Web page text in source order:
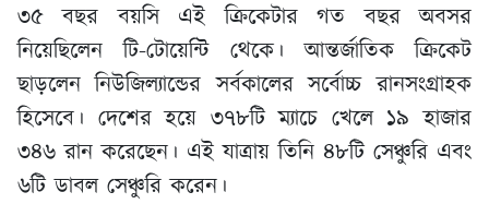
৩৫ বছর বয়সি এই ক্রিকেটার গত বছর অবসর
নিয়েছিলেন টি-টোয়েন্টি থেকে। আন্তর্জাতিক ক্রিকেট
ছাড়লেন নিউজিল্যান্ডের সর্বকালের সর্বোচ্চ রানসংগ্রাহক
হিসেবে। দেশের হয়ে ৩৭৮টি ম্যাচে খেলে ১৯ হাজার
৩৪৬ রান করেছেন। এই যাত্রায় তিনি ৪৮টি সেঞ্চুরি এবং
৬টি ডাবল সেঞ্চুরি করেন।